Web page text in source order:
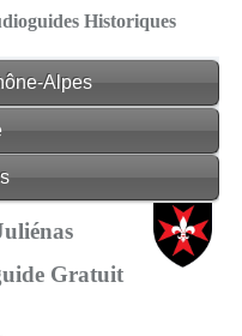
Historiques
Alpes
Gratuit